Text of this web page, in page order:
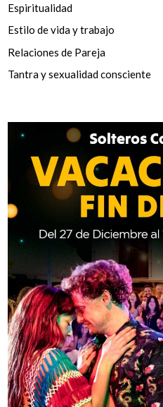
Espiritualidad
Estilo de vida y trabajo
Relaciones de Pareja
Tantra y sexualidad consciente